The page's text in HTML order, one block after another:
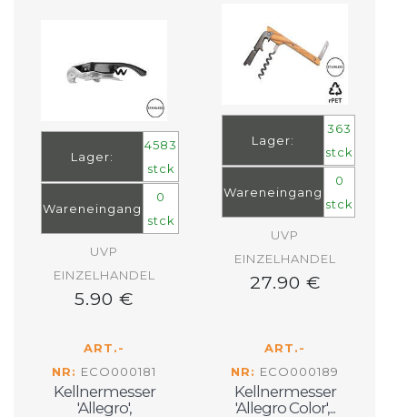
Lager:
4583
stck
Wareneingang
0
stck
UVP
EINZELHANDEL
5.90 €
Lager:
363
stck
Wareneingang
0
stck
UVP
EINZELHANDEL
27.90 €
ART.-
NR: ECO000181
Kellnermesser
'Allegro',
ART.-
NR: ECO000189
Kellnermesser
'Allegro Color',...